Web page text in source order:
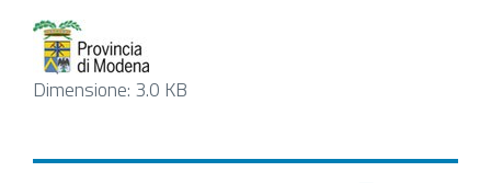
Clicca
Dimensione: 3.0 KB